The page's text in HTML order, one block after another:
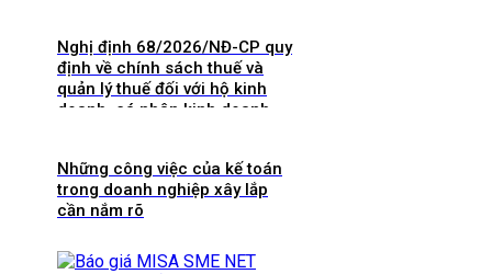
Nghị định 68/2026/NĐ-CP quy
định về chính sách thuế và
quản lý thuế đối với hộ kinh
doanh, cá nhân kinh doanh
Những công việc của kế toán
trong doanh nghiệp xây lắp
cần nắm rõ